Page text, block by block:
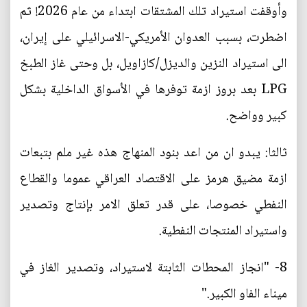
وأوقفت استيراد تلك المشتقات ابتداء من عام 2026! ثم
اضطرت، بسبب العدوان الأمريكي-الاسرائيلي على إيران،
الى استيراد النزين والديزل/كازاويل، بل وحتى غاز الطبخ
LPG بعد بروز ازمة توفرها في الأسواق الداخلية بشكل
كبير وواضح.
ثالثا: يبدو ان من اعد بنود المنهاج هذه غير ملم بتبعات
ازمة مضيق هرمز على الاقتصاد العراقي عموما والقطاع
النفطي خصوصا، على قدر تعلق الامر بإنتاج وتصدير
واستيراد المنتجات النفطية.
8- "انجاز المحطات الثابتة لاستيراد، وتصدير الغاز في
ميناء الفاو الكبير."